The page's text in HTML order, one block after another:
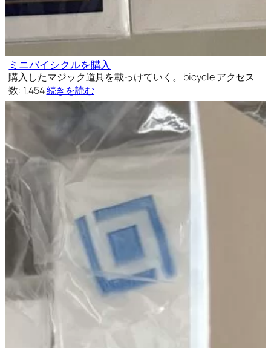
ミニバイシクルを購入
購入したマジック道具を載っけていく。 bicycle アクセス
数: 1,454続きを読む